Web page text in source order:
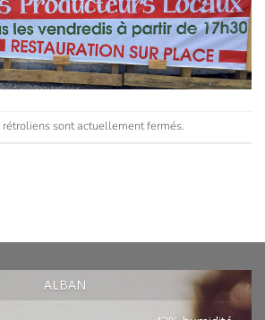
sont actuellement fermés.
ALBAN